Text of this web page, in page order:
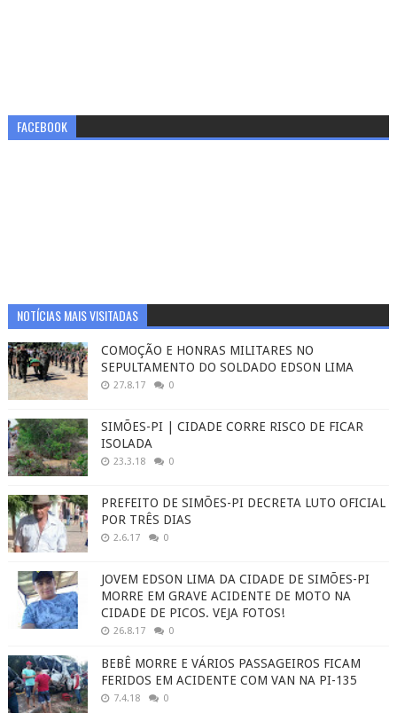
FACEBOOK
NOTÍCIAS MAIS VISITADAS
COMOÇÃO E HONRAS MILITARES NO
SEPULTAMENTO DO SOLDADO EDSON LIMA
27.8.17 0
SIMÕES-PI | CIDADE CORRE RISCO DE FICAR
ISOLADA
23.3.18 0
PREFEITO DE SIMÕES-PI DECRETA LUTO OFICIAL
POR TRÊS DIAS
2.6.17 0
JOVEM EDSON LIMA DA CIDADE DE SIMÕES-PI
MORRE EM GRAVE ACIDENTE DE MOTO NA
CIDADE DE PICOS. VEJA FOTOS!
26.8.17 0
BEBÊ MORRE E VÁRIOS PASSAGEIROS FICAM
FERIDOS EM ACIDENTE COM VAN NA PI-135
7.4.18 0